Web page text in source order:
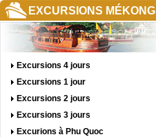
EXCURSIONS MÉKONG
Excursions 4 jours
Excursions 1 jour
Excursions 2 jours
Excursions 3 jours
Excurions à Phu Quoc